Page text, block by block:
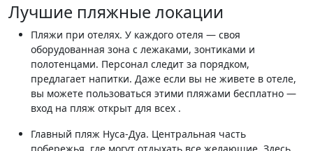
Лучшие пляжные локации
Пляжи при отелях. У каждого отеля — своя
оборудованная зона с лежаками, зонтиками и
полотенцами. Персонал следит за порядком,
предлагает напитки. Даже если вы не живете в отеле,
вы можете пользоваться этими пляжами бесплатно —
вход на пляж открыт для всех .
Главный пляж Нуса-Дуа. Центральная часть